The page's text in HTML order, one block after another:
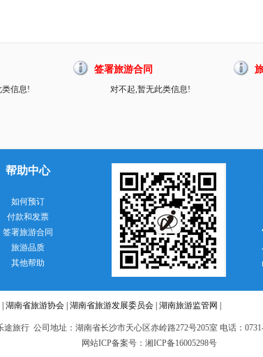
类信息!
签署旅游合同
对不起,暂无此类信息!
帮助中心
如何预订
付款和发票
签署旅游合同
旅游品质
其他帮助
湖南省旅游协会 湖南省旅游发展委员会 湖南旅游监管网
旅行 公司地址：湖南省长沙市天心区赤岭路272号205室 电话：0731-
网站ICP备案号：湘ICP备16005298号